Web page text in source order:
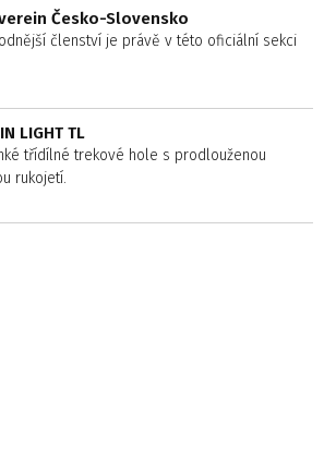
Česko-Slovensko
členství je právě v této oficiální sekci
LIGHT TL
třídílné trekové hole s prodlouženou
rukojetí.